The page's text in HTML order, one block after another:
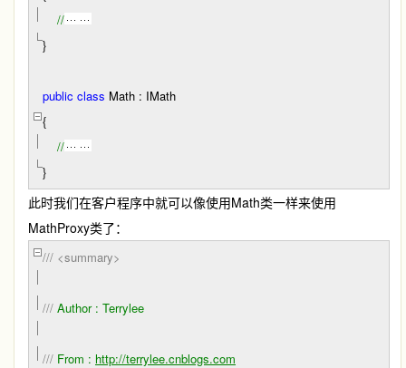
//
}
public class Math : IMath
{
//
}
此时我们在客户程序中就可以像使用Math类一样来使用
MathProxy类了：
/// <summary>
/// Author : Terrylee
/// From : http://terrylee.cnblogs.com